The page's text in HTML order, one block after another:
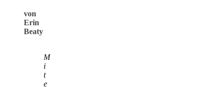
von
Erin
Beaty
M
i
t
e